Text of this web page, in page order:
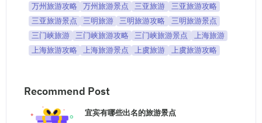
万州旅游攻略
万州旅游景点 三亚旅游
三亚旅游攻略
三亚旅游景点
三明旅游 三明旅游攻略
三明旅游景点
三门峡旅游
三门峡旅游攻略 三门峡旅游景点
上海旅游
上海旅游攻略
上海旅游景点 上虞旅游 上虞旅游攻略
Recommend Post
宜宾有哪些出名的旅游景点